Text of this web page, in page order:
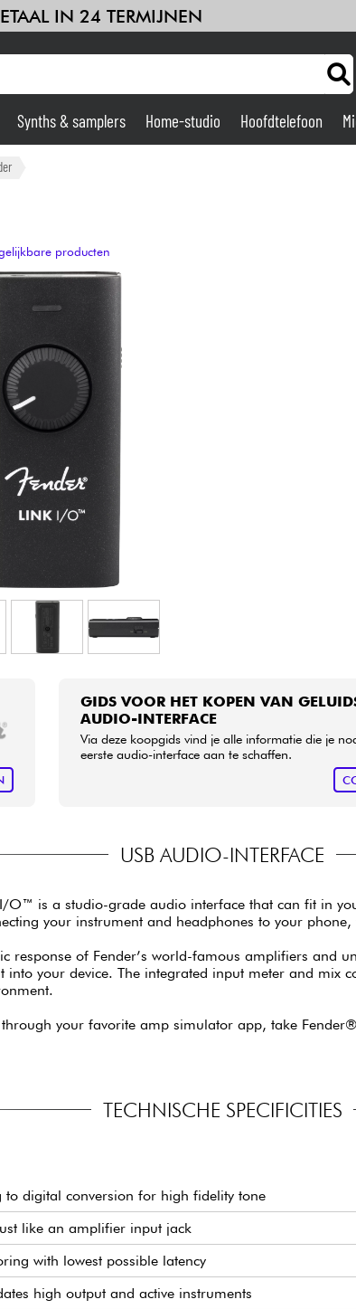
IN 24 TERMIJNEN
Drums & percussie
Kinderen
Sets
Synths & samplers Home-studio Hoofdtelefoon
producten
GIDS VOOR HET KOPEN VAN
AUDIO-INTERFACE
Via deze koopgids vind je alle informatie die je
eerste audio-interface aan te schaffen.
USB AUDIO-INTERFACE
O™ is a studio-grade audio interface that can fit in
your instrument and headphones to your
response of Fender’s world-famous amplifiers
your device. The integrated input meter and mix
your favorite amp simulator app, take
TECHNISCHE SPECIFICITIES
digital conversion for high fidelity tone
like an amplifier input jack
with lowest possible latency
high output and active instruments